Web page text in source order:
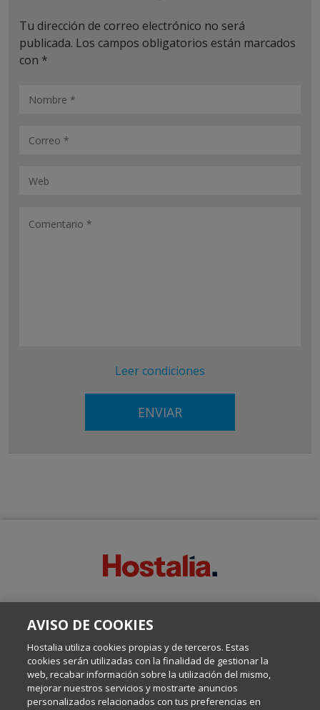
Tu dirección de correo electrónico no será
publicada. Los campos obligatorios están marcados
con *
Leer condiciones
Escrito por el equipo de Comunicación de Hostalia, dirigido por
Internet y Tecnología.
Política de privacidad
AVISO DE COOKIES
Hostalia utiliza cookies propias y de terceros. Estas
cookies serán utilizadas con la finalidad de gestionar la
web, recabar información sobre la utilización del mismo,
mejorar nuestros servicios y mostrarte anuncios
personalizados relacionados con tus preferencias en